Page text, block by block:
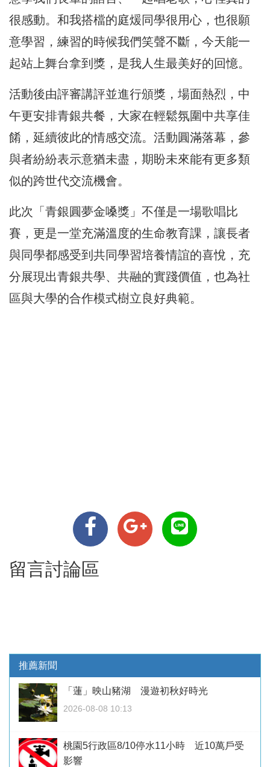
很感動。和我搭檔的庭煖同學很用心，也很願
意學習，練習的時候我們笑聲不斷，今天能一
起站上舞台拿到獎，是我人生最美好的回憶。
活動後由評審講評並進行頒獎，場面熱烈，中
午更安排青銀共餐，大家在輕鬆氛圍中共享佳
餚，延續彼此的情感交流。活動圓滿落幕，參
與者紛紛表示意猶未盡，期盼未來能有更多類
似的跨世代交流機會。
此次「青銀圓夢金嗓獎」不僅是一場歌唱比
賽，更是一堂充滿溫度的生命教育課，讓長者
與同學都感受到共同學習培養情誼的喜悅，充
分展現出青銀共學、共融的實踐價值，也為社
區與大學的合作模式樹立良好典範。
留言討論區
推薦新聞
「蓮」映山豬湖 漫遊初秋好時光
2026-08-08 10:13
桃園5行政區8/10停水11小時 近10萬戶受
影響